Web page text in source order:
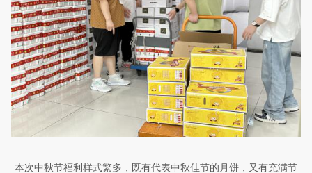
本次中秋节福利样式繁多，既有代表中秋佳节的月饼，又有充满节